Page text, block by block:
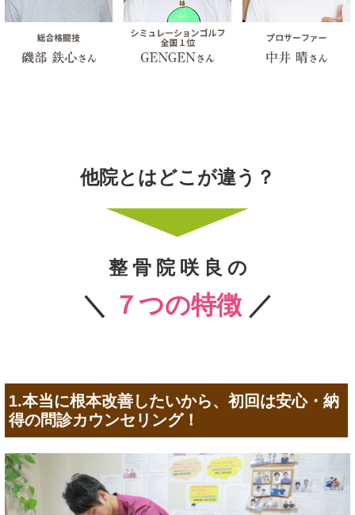
他院とはどこが違う？
整 骨 院 咲 良 の
＼ ７つの特徴 ／
1.本当に根本改善したいから、初回は安心・納
得の問診カウンセリング！